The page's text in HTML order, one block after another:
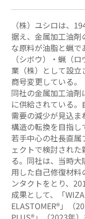
（株）ユシロは、
据え、金属加工油剤
な原料が油脂と蝋
（シボウ）・蝋（
業（株）として設
商号変更している。
同社の金属加工油
に供給されている。
需要の減少が見込
構造の転換を目指し
若手中心の社長直
ェクトで検討され
る。同社は、当時
用した自己修復材
ンタクトをとり、
成果として、「
ELASTOMER®」（